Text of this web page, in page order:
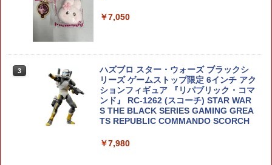
3
HG 邪虎丸 (魔神英雄伝ワタル)【新品】
BANDAI バンダイ プラモデル バンダイH
Gシリーズ 【宅配便のみ】
￥2,607
￥7,050
3
ハズブロ スター・ウォーズ ブラックシ
リーズ ゲームストップ限定 6インチ アク
ションフィギュア 『リパブリック・コマ
ンド』 RC-1262 (スコーチ) STAR WAR
S THE BLACK SERIES GAMING GREA
TS REPUBLIC COMMANDO SCORCH
￥7,980